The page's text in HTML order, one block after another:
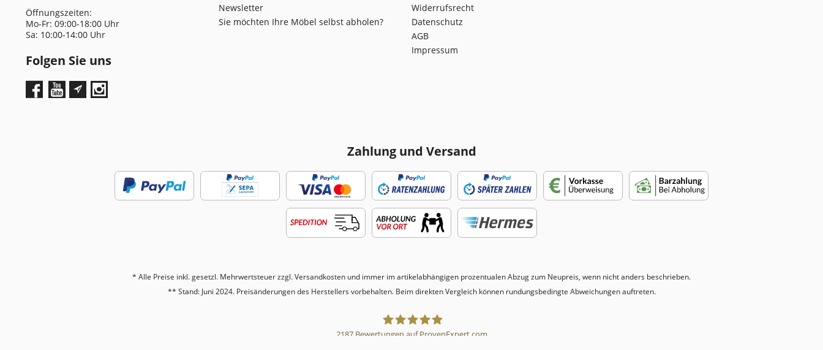
Öffnungszeiten:
Mo-Fr: 09:00-18:00 Uhr
Sa: 10:00-14:00 Uhr
Folgen Sie uns
Newsletter
Sie möchten Ihre Möbel selbst abholen?
Widerrufsrecht
Datenschutz
AGB
Impressum
Zahlung und Versand
* Alle Preise inkl. gesetzl. Mehrwertsteuer zzgl.Versandkosten und immer im artikelabhängigen prozentualen Abzug zum Neupreis, wenn nicht anders beschrieben.
** Stand: Juni 2024. Preisänderungen des Herstellers vorbehalten. Beim direkten Vergleich können rundungsbedingte Abweichungen auftreten.
2187Bewertungen auf ProvenExpert.com